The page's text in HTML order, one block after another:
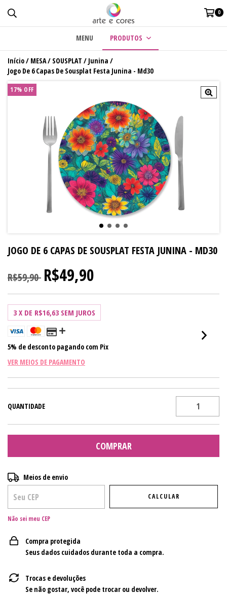
0
MENU PRODUTOS
Início/ MESA/ SOUSPLAT / Junina /
Jogo De 6 Capas De Sousplat Festa Junina - Md30
17% OFF
JOGO DE 6 CAPAS DE SOUSPLAT FESTA JUNINA - MD30
R$59,90 R$49,90
3 X DE R$16,63 SEM JUROS
5% de desconto pagando com Pix
VER MEIOS DE PAGAMENTO
QUANTIDADE
Entregas para o CEP:
Meios de envio
CALCULAR
Não sei meu CEP
Compra protegida
Seus dados cuidados durante toda a compra.
Trocas e devoluções
Se não gostar, você pode trocar ou devolver.